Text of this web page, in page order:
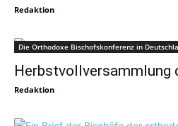
Redaktion -
Die Orthodoxe Bischofskonferenz in
Herbstvollversammlung
Redaktion -